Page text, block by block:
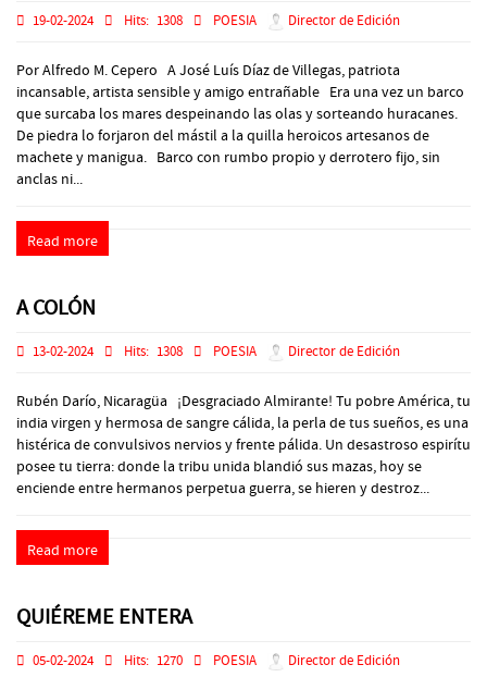
19-02-2024 Hits: 1308 POESIA Director de Edición
Por Alfredo M. Cepero A José Luís Díaz de Villegas, patriota
incansable, artista sensible y amigo entrañable Era una vez un barco
que surcaba los mares despeinando las olas y sorteando huracanes.
De piedra lo forjaron del mástil a la quilla heroicos artesanos de
machete y manigua. Barco con rumbo propio y derrotero fijo, sin
anclas ni...
Read more
A COLÓN
13-02-2024 Hits: 1308 POESIA Director de Edición
Rubén Darío, Nicaragüa ¡Desgraciado Almirante! Tu pobre América, tu
india virgen y hermosa de sangre cálida, la perla de tus sueños, es una
histérica de convulsivos nervios y frente pálida. Un desastroso espirítu
posee tu tierra: donde la tribu unida blandió sus mazas, hoy se
enciende entre hermanos perpetua guerra, se hieren y destroz...
Read more
QUIÉREME ENTERA
05-02-2024 Hits: 1270 POESIA Director de Edición